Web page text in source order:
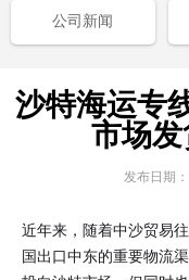
公司新闻
沙特海运专
市场发
发布日期：
近年来，随着中沙贸易
国出口中东的重要物流